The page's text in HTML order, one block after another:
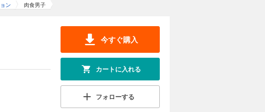
ン 肉食男子
今すぐ購入
カートに入れる
フォローする